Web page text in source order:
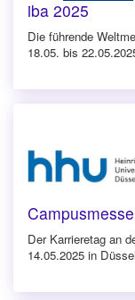
iba 2025
Die führende
18.05. bis
Der Karrieretag an
14.05.2025 in